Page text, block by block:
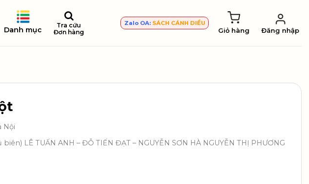
Danh mục
Tra cứu
Đơn hàng
Zalo OA: SÁCH CÁNH DIỀU
Giỏ hàng Đăng nhập
Nội
LÊ TUẤN ANH – ĐỖ TIẾN ĐẠT – NGUYỄN SƠN HÀ NGUYỄN THỊ PHƯƠNG